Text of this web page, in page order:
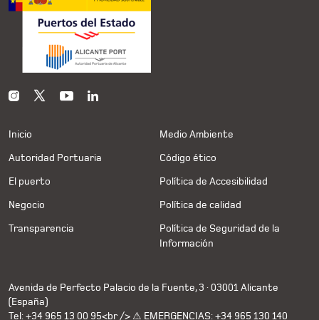
Inicio
Autoridad Portuaria
El puerto
Negocio
Transparencia
Medio Ambiente
Código ético
Política de Accesibilidad
Política de calidad
Política de Seguridad de la
Información
Avenida de Perfecto Palacio de la Fuente, 3 · 03001 Alicante
(España)
Tel: +34 965 13 00 95<br /> ⚠ EMERGENCIAS: +34 965 130 140